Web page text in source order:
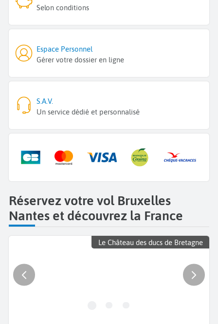
Selon conditions
Espace Personnel
Gérer votre dossier en ligne
S.A.V.
Un service dédié et personnalisé
Réservez votre vol Bruxelles
Nantes et découvrez la France
Le Château des ducs de Bretagne